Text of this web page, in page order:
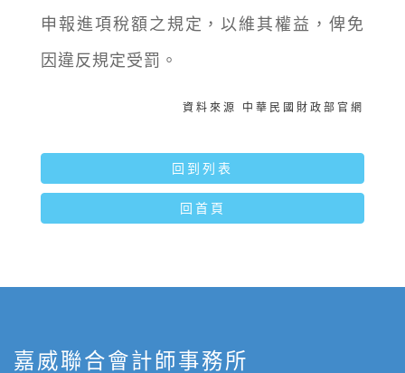
申報進項稅額之規定，以維其權益，俾免
因違反規定受罰。
資料來源 中華民國財政部官網
回到列表
回首頁
嘉威聯合會計師事務所